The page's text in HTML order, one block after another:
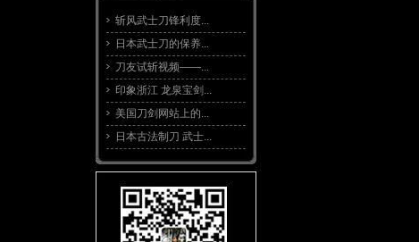
斩风武士刀锋利度...
日本武士刀的保养...
刀友试斩视频——...
印象浙江 龙泉宝剑...
美国刀剑网站上的...
日本古法制刀 武士...